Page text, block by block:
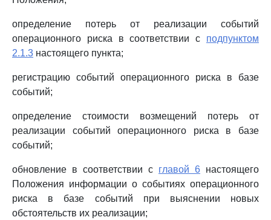
определение потерь от реализации событий
операционного риска в соответствии с подпунктом
2.1.3 настоящего пункта;
регистрацию событий операционного риска в базе
событий;
определение стоимости возмещений потерь от
реализации событий операционного риска в базе
событий;
обновление в соответствии с главой 6 настоящего
Положения информации о событиях операционного
риска в базе событий при выяснении новых
обстоятельств их реализации;